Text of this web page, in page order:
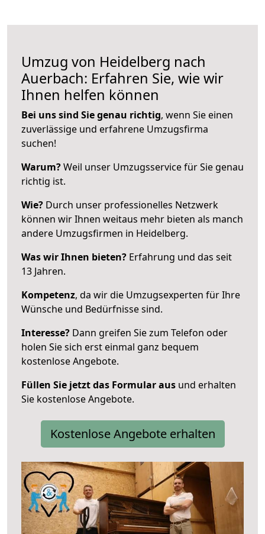
Umzug von Heidelberg nach
Auerbach: Erfahren Sie, wie wir
Ihnen helfen können
Bei uns sind Sie genau richtig, wenn Sie einen
zuverlässige und erfahrene Umzugsfirma
suchen!
Warum?Weil unser Umzugsservice für Sie genau
richtig ist.
Wie? Durch unser professionelles Netzwerk
können wir Ihnen weitaus mehr bieten als manch
andere Umzugsfirmen in Heidelberg.
Was wir Ihnen bieten? Erfahrung und das seit
13 Jahren.
Kompetenz, da wir die Umzugsexperten für Ihre
Wünsche und Bedürfnisse sind.
Interesse? Dann greifen Sie zum Telefon oder
holen Sie sich erst einmal ganz bequem
kostenlose Angebote.
Füllen Sie jetzt das Formular aus und erhalten
Sie kostenlose Angebote.
Kostenlose Angebote erhalten